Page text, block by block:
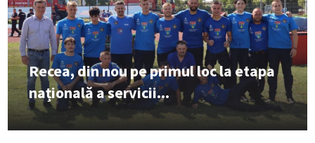
Recea, din nou pe primul loc la etapa
națională a servicii...